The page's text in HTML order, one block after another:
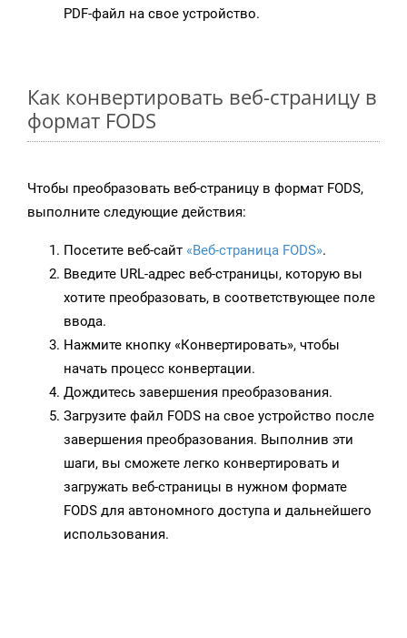
PDF-файл на свое устройство.
Как конвертировать веб-страницу в
формат FODS
Чтобы преобразовать веб-страницу в формат FODS,
выполните следующие действия:
Посетите веб-сайт «Веб-страница FODS».
Введите URL-адрес веб-страницы, которую вы
хотите преобразовать, в соответствующее поле
ввода.
Нажмите кнопку «Конвертировать», чтобы
начать процесс конвертации.
Дождитесь завершения преобразования.
Загрузите файл FODS на свое устройство после
завершения преобразования. Выполнив эти
шаги, вы сможете легко конвертировать и
загружать веб-страницы в нужном формате
FODS для автономного доступа и дальнейшего
использования.